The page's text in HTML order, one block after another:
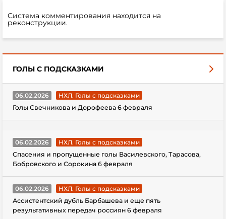
Система комментирования находится на
реконструкции.
ГОЛЫ С ПОДСКАЗКАМИ
06.02.2026
НХЛ. Голы с подсказками
Голы Свечникова и Дорофеева 6 февраля
06.02.2026
НХЛ. Голы с подсказками
Спасения и пропущенные голы Василевского, Тарасова,
Бобровского и Сорокина 6 февраля
06.02.2026
НХЛ. Голы с подсказками
Ассистентский дубль Барбашева и еще пять
результативных передач россиян 6 февраля